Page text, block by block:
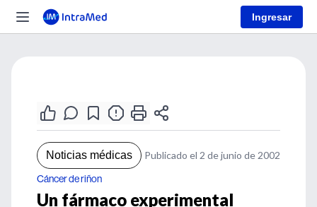
Ingresar
Noticias médicas Publicado el 2 de junio de 2002
Cáncer de riñon
Un fármaco experimental